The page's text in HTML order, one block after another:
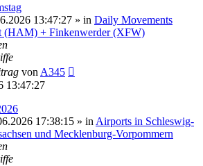
13:47:27 » in Daily Movements
(HAM) + Finkenwerder (XFW)
von A345
13:47:27
17:38:15 » in Airports in Schleswig-
und Mecklenburg-Vorpommern